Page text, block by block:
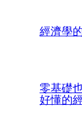
經濟學
零基礎
好懂的